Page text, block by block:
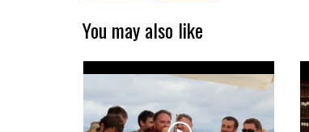
You may also like